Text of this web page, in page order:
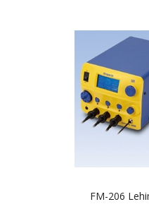
FM-206